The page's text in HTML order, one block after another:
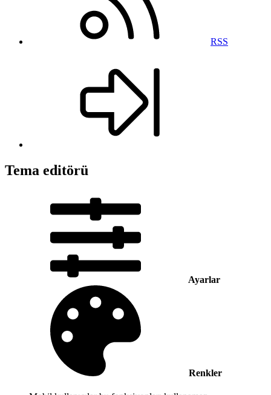
RSS
Tema editörü
Ayarlar
Renkler